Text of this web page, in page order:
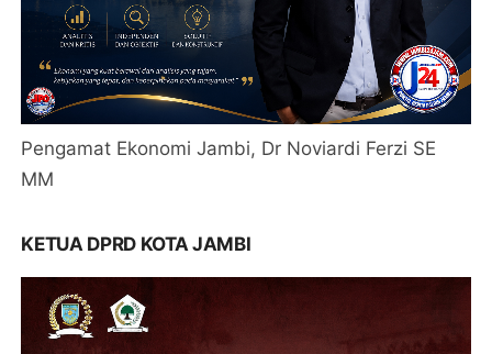
Pengamat Ekonomi Jambi, Dr Noviardi Ferzi SE
MM
KETUA DPRD KOTA JAMBI